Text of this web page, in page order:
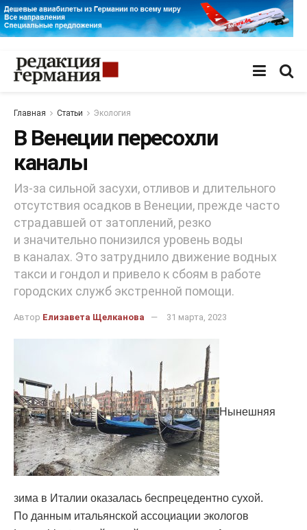
Главная Статьи Экология
В Венеции пересохли
каналы
Из-за сильной засухи, отливов и длительного
отсутствия осадков в Венеции, прежде часто
страдавшей от затоплений, резко
и значительно понизился уровень воды
в каналах. Это затруднило движение водных
такси и гондол и привело к сбоям в работе
городских служб экстренной помощи.
Автор Елизавета Щелканова 31 марта, 2023
Нынешняя
зима в Италии оказалась беспрецедентно сухой.
По данным итальянской ассоциации экологов